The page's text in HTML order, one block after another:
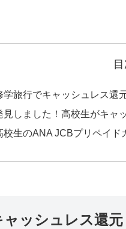
学旅行でキャッシュレス還
見しました！高校生がキ
校生のANA JCBプリペイド
ャッシュレス還元